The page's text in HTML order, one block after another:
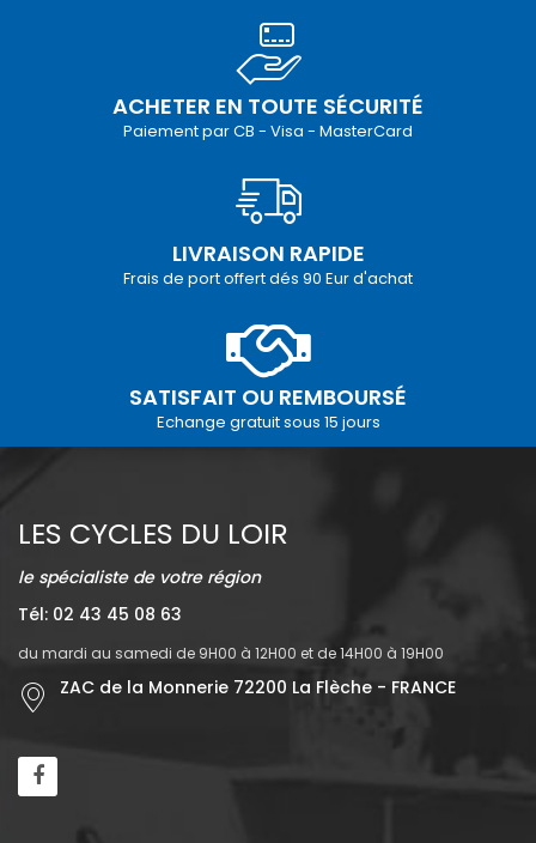
ACHETER EN TOUTE SÉCURITÉ
Paiement par CB - Visa - MasterCard
LIVRAISON RAPIDE
Frais de port offert dés 90 Eur d'achat
SATISFAIT OU REMBOURSÉ
Echange gratuit sous 15 jours
LES CYCLES DU LOIR
le spécialiste de votre région
Tél: 02 43 45 08 63
du mardi au samedi de 9H00 à 12H00 et de 14H00 à 19H00
ZAC de la Monnerie 72200 La Flèche - FRANCE